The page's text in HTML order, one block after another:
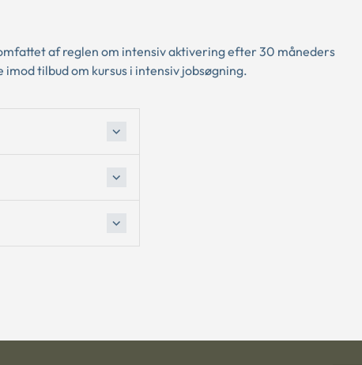
af reglen om intensiv aktivering efter 30 måneders
tilbud om kursus i intensiv jobsøgning.